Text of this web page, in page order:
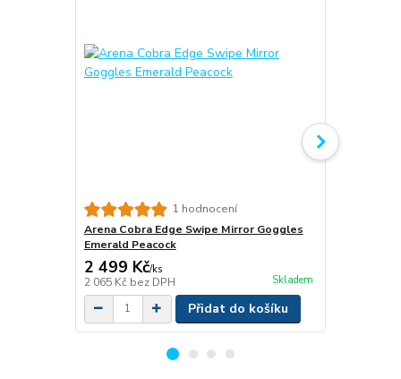
1 hodnocení
Arena Cobra Edge Swipe Mirror Goggles
Emerald Peacock
2 499 Kč/ks
2 065 Kč bez DPH Skladem
Přidat do košíku